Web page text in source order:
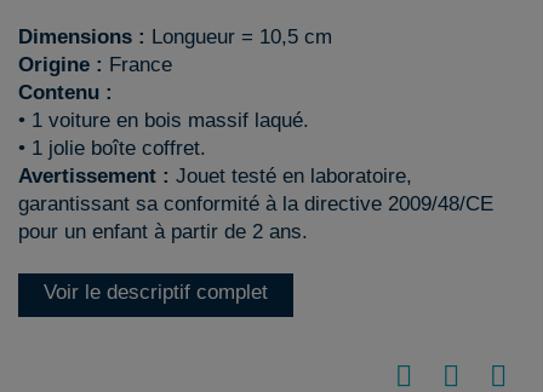
Dimensions : Longueur = 10,5 cm
Origine : France
Contenu :
• 1 voiture en bois massif laqué.
• 1 jolie boîte coffret.
Avertissement : Jouet testé en laboratoire,
garantissant sa conformité à la directive 2009/48/CE
pour un enfant à partir de 2 ans.
Voir le descriptif complet